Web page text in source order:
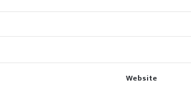
Website